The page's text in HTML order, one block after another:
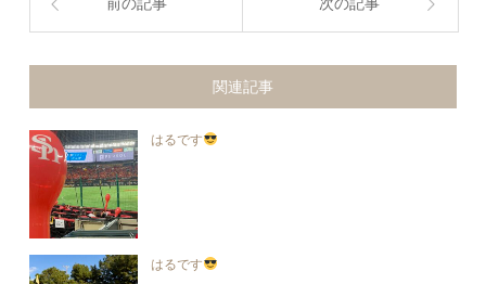
前の記事 次の記事
関連記事
はるです
はるです